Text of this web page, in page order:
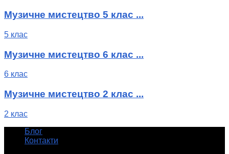
Музичне мистецтво 5 клас ...
5 клас
Музичне мистецтво 6 клас ...
6 клас
Музичне мистецтво 2 клас ...
2 клас
Блог
Контакти